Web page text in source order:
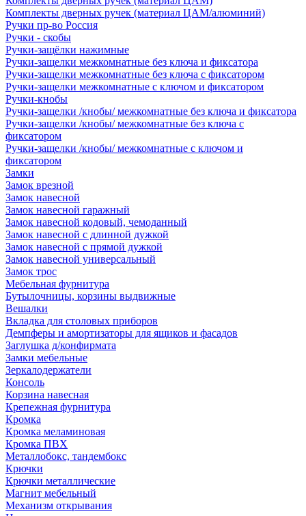
Комплекты дверных ручек (материал ЦАМ/алюминий)
Ручки пр-во Россия
Ручки - скобы
Ручки-защёлки нажимные
Ручки-защелки межкомнатные без ключа и фиксатора
Ручки-защелки межкомнатные без ключа с фиксатором
Ручки-защелки межкомнатные с ключом и фиксатором
Ручки-кнобы
Ручки-защелки /кнобы/ межкомнатные без ключа и фиксатора
Ручки-защелки /кнобы/ межкомнатные без ключа с
фиксатором
Ручки-защелки /кнобы/ межкомнатные с ключом и
фиксатором
Замки
Замок врезной
Замок навесной
Замок навесной гаражный
Замок навесной кодовый, чемоданный
Замок навесной с длинной дужкой
Замок навесной с прямой дужкой
Замок навесной универсальный
Замок трос
Мебельная фурнитура
Бутылочницы, корзины выдвижные
Вешалки
Вкладка для столовых приборов
Демпферы и амортизаторы для ящиков и фасадов
Заглушка д/конфирмата
Замки мебельные
Зеркалодержатели
Консоль
Корзина навесная
Крепежная фурнитура
Кромка
Кромка меламиновая
Кромка ПВХ
Металлобокс, тандембокс
Крючки
Крючки металлические
Магнит мебельный
Механизм открывания